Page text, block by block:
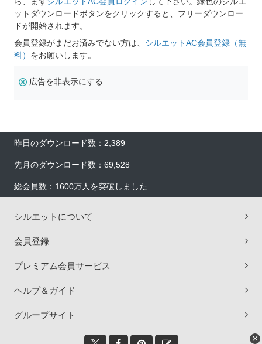
ットダウンロードボタンをクリックすると、フリーダウンロー
ドが開始されます。
会員登録がまだお済みでない方は、 シルエットAC会員登録（無
料） をお願いします。
広告を非表示にする
昨日のダウンロード数：2,389
先月のダウンロード数：69,528
総会員数：1600万人を突破しました
シルエットについて
会員登録
プレミアム会員サービス
ヘルプ＆ガイド
グループサイト
×